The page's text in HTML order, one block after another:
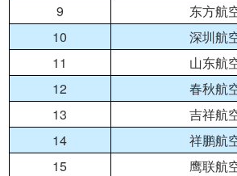
9
东方航
10
深圳航
11
山东航
12
春秋航
13
吉祥航
14
祥鹏航
15
鹰联航